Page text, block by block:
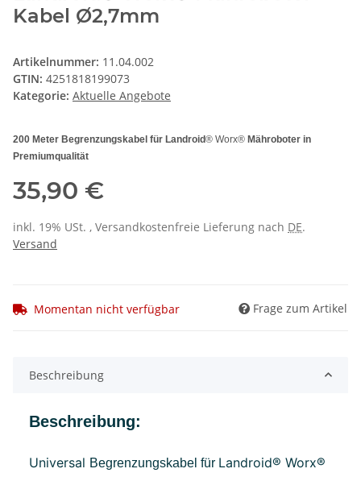
Kabel Ø2,7mm
Artikelnummer: 11.04.002
GTIN: 4251818199073
Kategorie: Aktuelle Angebote
200 Meter Begrenzungskabel für Landroid® Worx® Mähroboter in
Premiumqualität
35,90 €
inkl. 19% USt. , Versandkostenfreie Lieferung nach DE.
Versand
Momentan nicht verfügbar Frage zum Artikel
Beschreibung
Beschreibung:
Universal Begrenzungskabel für Landroid® Worx®